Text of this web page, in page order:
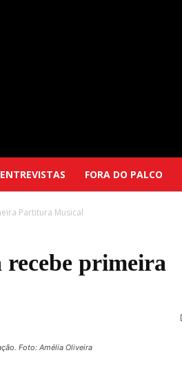
ENTREVISTAS FORA DO PALCO
Partitura Musical
primeira
Foto: Amélia Oliveira